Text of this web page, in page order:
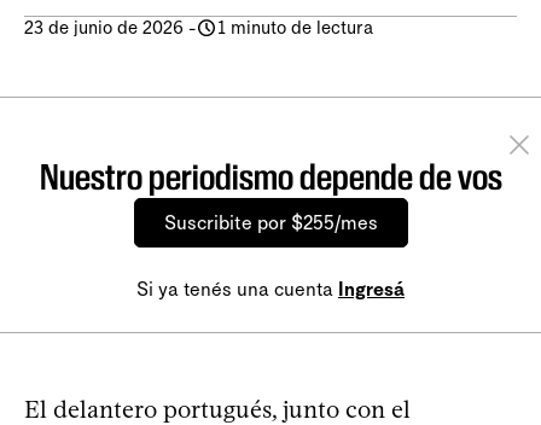
23 de junio de 2026 - 1 minuto de lectura
Nuestro periodismo depende de vos
Suscribite por $255/mes
Si ya tenés una cuenta Ingresá
El delantero portugués, junto con el